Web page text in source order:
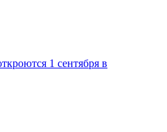
1 сентября в